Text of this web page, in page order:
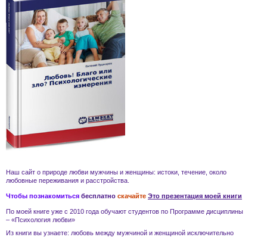
Наш сайт о природе любви мужчины и женщины: истоки, течение, около
любовные переживания и расстройства
Чтобы познакомиться бесплатно скачайте Это презентация моей книги
По моей книге уже с 2010 года обучают студентов по Программе дисциплины
– «Психология любви»
Из книги вы узнаете: любовь между мужчиной и женщиной исключительно